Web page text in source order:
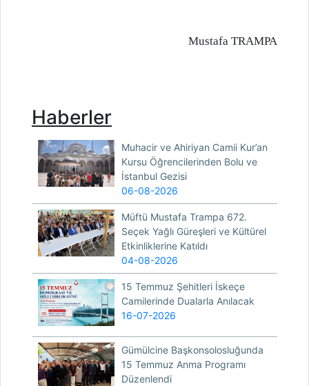
Mustafa TRAMPA
Haberler
Muhacir ve Ahiriyan Camii Kur’an
Kursu Öğrencilerinden Bolu ve
İstanbul Gezisi
06-08-2026
Müftü Mustafa Trampa 672.
Seçek Yağlı Güreşleri ve Kültürel
Etkinliklerine Katıldı
04-08-2026
15 Temmuz Şehitleri İskeçe
Camilerinde Dualarla Anılacak
16-07-2026
Gümülcine Başkonsolosluğunda
15 Temmuz Anma Programı
Düzenlendi